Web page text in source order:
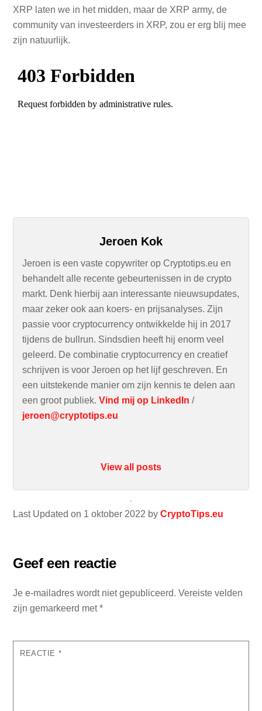
Last Updated on 1 oktober 2022 byCryptoTips.eu
Jeroen Kok
Jeroen is een vaste copywriter op Cryptotips.eu en
behandelt alle recente gebeurtenissen in de crypto
markt. Denk hierbij aan interessante nieuwsupdates,
maar zeker ook aan koers- en prijsanalyses. Zijn
passie voor cryptocurrency ontwikkelde hij in 2017
tijdens de bullrun. Sindsdien heeft hij enorm veel
geleerd. De combinatie cryptocurrency en creatief
schrijven is voor Jeroen op het lijf geschreven. En
een uitstekende manier om zijn kennis te delen aan
een groot publiek.Vind mij op LinkedIn /
jeroen@cryptotips.eu
View all posts
XRP laten we in het midden, maar de XRP army, de
community van investeerders in XRP, zou er erg blij mee
zijn natuurlijk.
Geef een reactie
Je e-mailadres wordt niet gepubliceerd. Vereiste velden
zijn gemarkeerd met*
REACTIE *